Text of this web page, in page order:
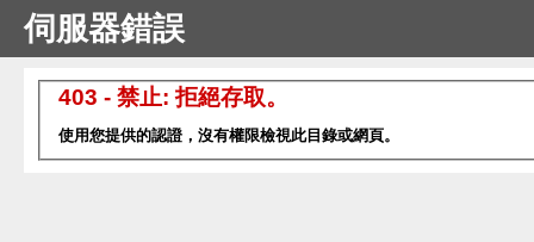
伺服器錯誤
403 - 禁止: 拒絕存取。
使用您提供的認證，沒有權限檢視此目錄或網頁。